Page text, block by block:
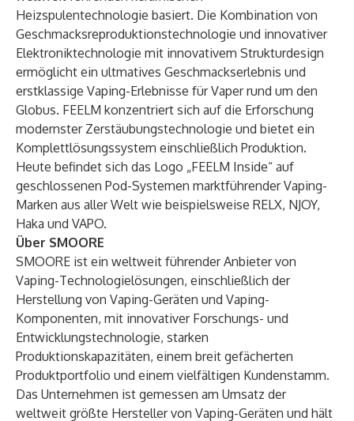
Heizspulentechnologie basiert. Die Kombination von
Geschmacksreproduktionstechnologie und innovativer
Elektroniktechnologie mit innovativem Strukturdesign
ermöglicht ein ultmatives Geschmackserlebnis und
erstklassige Vaping-Erlebnisse für Vaper rund um den
Globus. FEELM konzentriert sich auf die Erforschung
modernster Zerstäubungstechnologie und bietet ein
Komplettlösungssystem einschließlich Produktion.
Heute befindet sich das Logo „FEELM Inside“ auf
geschlossenen Pod-Systemen marktführender Vaping-
Marken aus aller Welt wie beispielsweise RELX, NJOY,
Haka und VAPO.
Über SMOORE
SMOORE ist ein weltweit führender Anbieter von
Vaping-Technologielösungen, einschließlich der
Herstellung von Vaping-Geräten und Vaping-
Komponenten, mit innovativer Forschungs- und
Entwicklungstechnologie, starken
Produktionskapazitäten, einem breit gefächerten
Produktportfolio und einem vielfältigen Kundenstamm.
Das Unternehmen ist gemessen am Umsatz der
weltweit größte Hersteller von Vaping-Geräten und hält